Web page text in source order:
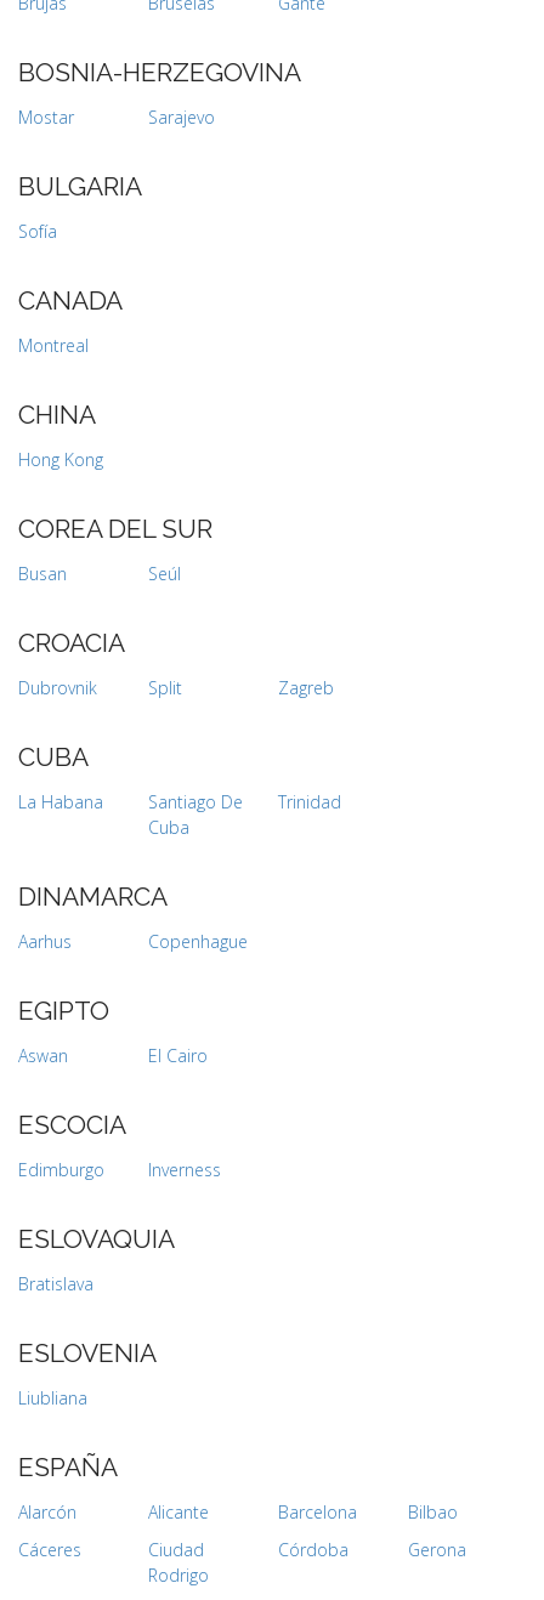
BOSNIA-HERZEGOVINA
Mostar Sarajevo
BULGARIA
Sofía
CANADA
Montreal
CHINA
Hong Kong
COREA DEL SUR
Busan Seúl
CROACIA
Dubrovnik Split Zagreb
CUBA
La Habana
Santiago De
Cuba
Trinidad
DINAMARCA
Aarhus Copenhague
EGIPTO
Aswan El Cairo
ESCOCIA
Edimburgo Inverness
ESLOVAQUIA
Bratislava
ESLOVENIA
Liubliana
ESPAÑA
Alarcón Alicante Barcelona
Bilbao
Cáceres
Ciudad
Rodrigo
Córdoba Gerona